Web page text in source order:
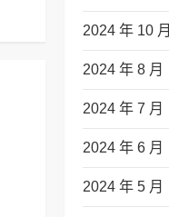
2024 年 10 月
2024 年 8 月
2024 年 7 月
2024 年 6 月
2024 年 5 月